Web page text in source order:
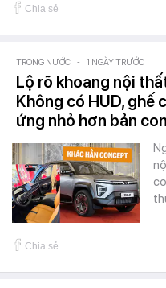
Chia sẻ
TRONG NƯỚC - 1 NGÀY TRƯỚC
Lộ rõ khoang nội
Không có HUD, ghế
ứng nhỏ hơn bản
Chia sẻ